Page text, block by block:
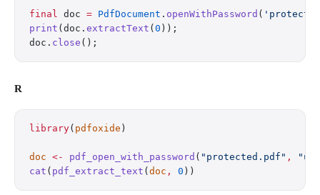
final doc = PdfDocument . openWithPassword (
print (doc. extractText ( 0 ));
doc. close ();
R
library( pdfoxide )
doc <- pdf_open_with_password ( "protected.pdf" ,
cat ( pdf_extract_text ( doc , 0 ))